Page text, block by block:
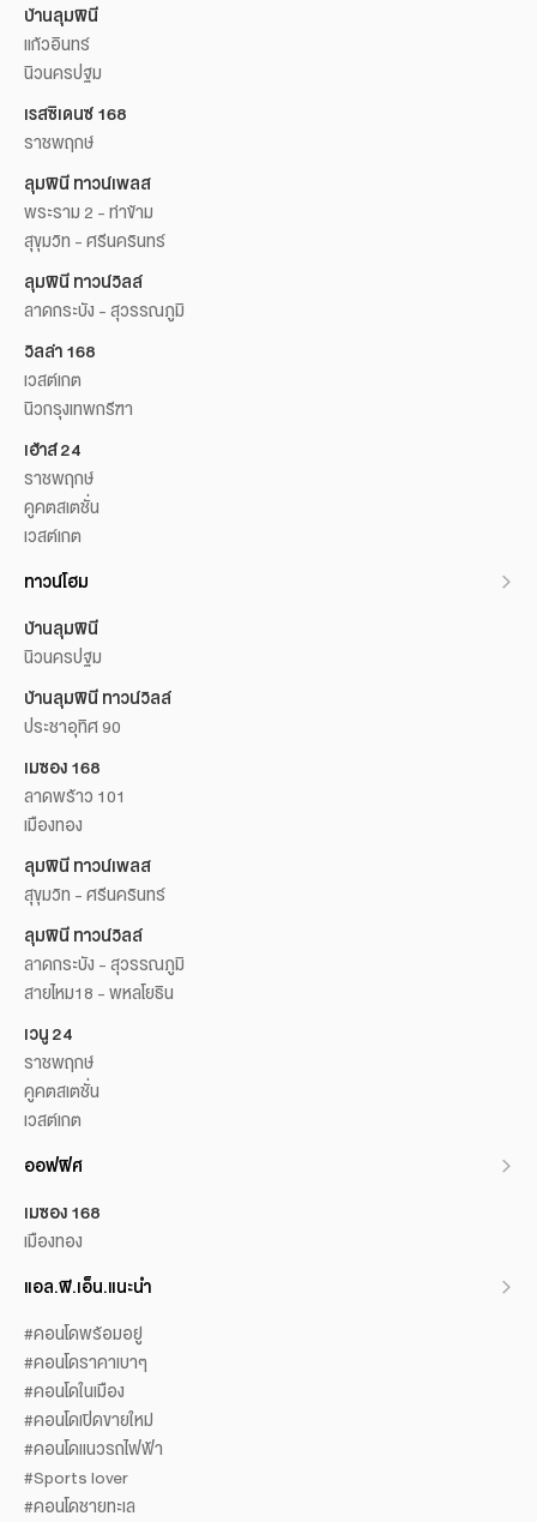
บ้านลุมพินี
แก้วอินทร์
นิวนครปฐม
เรสซิเดนซ์ 168
ราชพฤกษ์
ลุมพินี ทาวน์เพลส
พระราม 2 - ท่าข้าม
สุขุมวิท - ศรีนครินทร์
ลุมพินี ทาวน์วิลล์
ลาดกระบัง - สุวรรณภูมิ
วิลล่า 168
เวสต์เกต
นิวกรุงเทพกรีฑา
เฮ้าส์ 24
ราชพฤกษ์
คูคตสเตชั่น
เวสต์เกต
ทาวน์โฮม
บ้านลุมพินี
นิวนครปฐม
บ้านลุมพินี ทาวน์วิลล์
ประชาอุทิศ 90
เมซอง 168
ลาดพร้าว 101
เมืองทอง
ลุมพินี ทาวน์เพลส
สุขุมวิท - ศรีนครินทร์
ลุมพินี ทาวน์วิลล์
ลาดกระบัง - สุวรรณภูมิ
สายไหม18 - พหลโยธิน
เวนู 24
ราชพฤกษ์
คูคตสเตชั่น
เวสต์เกต
ออฟฟิศ
เมซอง 168
เมืองทอง
แอล.พี.เอ็น.แนะนำ
#คอนโดพร้อมอยู่
#คอนโดราคาเบาๆ
#คอนโดในเมือง
#คอนโดเปิดขายใหม่
#คอนโดแนวรถไฟฟ้า
#Sports lover
#คอนโดชายทะเล